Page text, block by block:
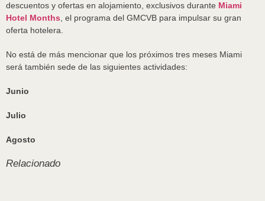
descuentos y ofertas en alojamiento, exclusivos durante Miami
Hotel Months , el programa del GMCVB para impulsar su gran
oferta hotelera.
No está de más mencionar que los próximos tres meses Miami
será también sede de las siguientes actividades:
Junio
Julio
Agosto
Relacionado